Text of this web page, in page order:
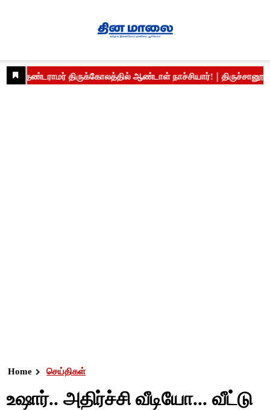
Home செய்திகள்
உஷார்.. அதிர்ச்சி வீடியோ... வீட்டு